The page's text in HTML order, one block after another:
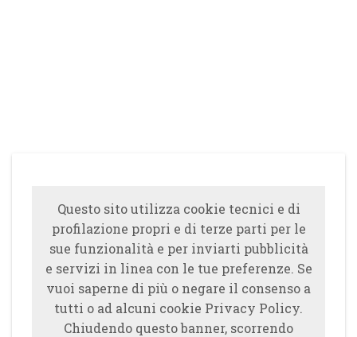
Questo sito utilizza cookie tecnici e di
profilazione propri e di terze parti per le
sue funzionalità e per inviarti pubblicità
e servizi in linea con le tue preferenze. Se
vuoi saperne di più o negare il consenso a
tutti o ad alcuni cookie Privacy Policy.
Chiudendo questo banner, scorrendo